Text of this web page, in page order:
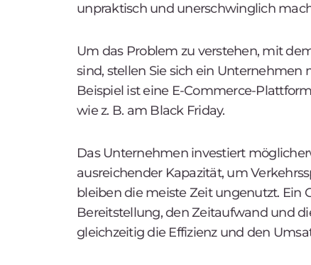
unpraktisch und unerschwinglich
Um das Problem zu verstehen, mit
sind, stellen Sie sich ein Unternehmen
Beispiel ist eine E-Commerce-
wie z. B. am Black Friday.
Das Unternehmen investiert
ausreichender Kapazität, um
bleiben die meiste Zeit ungenutzt. Ein
Bereitstellung, den Zeitaufwand und
gleichzeitig die Effizienz und den